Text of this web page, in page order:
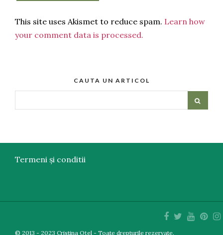
This site uses Akismet to reduce spam. Learn how
your comment data is processed.
CAUTA UN ARTICOL
Termeni și conditii
© 2013 - 2023 Cristina Oțel - Toate drepturile rezervate.